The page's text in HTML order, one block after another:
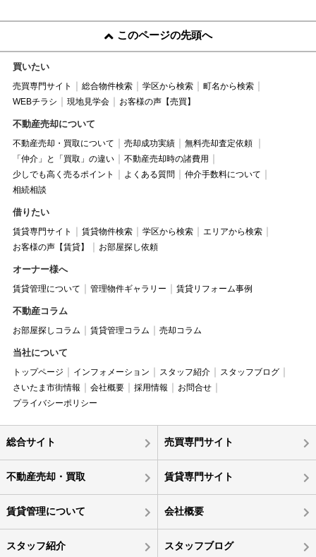
このページの先頭へ
買いたい
売買専門サイト 総合物件検索 学区から検索
町名から検索
WEBチラシ
現地見学会 お客様の声【売買】
不動産売却について
不動産売却・買取について 売却成功実績
無料売却査定依頼
「仲介」と「買取」の違い
不動産売却時の諸費用
少しでも高く売るポイント
よくある質問
仲介手数料について
相続相談
借りたい
賃貸専門サイト 賃貸物件検索 学区から検索
エリアから検索
お客様の声【賃貸】
お部屋探し依頼
オーナー様へ
賃貸管理について 管理物件ギャラリー 賃貸リフォーム事例
不動産コラム
お部屋探しコラム 賃貸管理コラム 売却コラム
当社について
トップページ インフォメーション スタッフ紹介
スタッフブログ
さいたま市街情報
会社概要 採用情報
お問合せ
プライバシーポリシー
総合サイト 売買専門サイト
不動産売却・買取 賃貸専門サイト
賃貸管理について 会社概要
スタッフ紹介 スタッフブログ